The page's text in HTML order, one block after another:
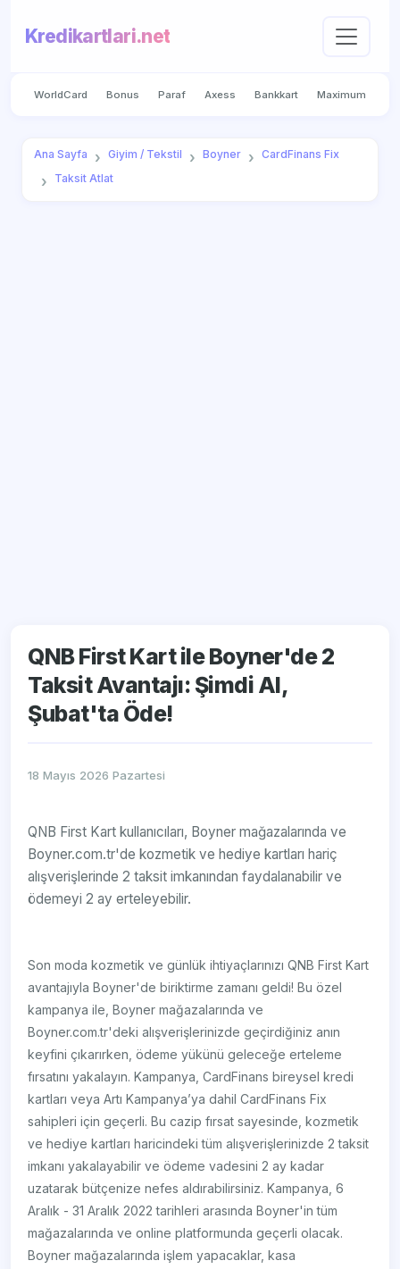
Kredikartlari.net
WorldCard Bonus Paraf Axess Bankkart Maximum
Ana Sayfa Giyim / Tekstil Boyner
CardFinans Fix
Taksit Atlat
QNB First Kart ile Boyner'de 2
Taksit Avantajı: Şimdi Al,
Şubat'ta Öde!
18 Mayıs 2026 Pazartesi
QNB First Kart kullanıcıları, Boyner mağazalarında ve
Boyner.com.tr'de kozmetik ve hediye kartları hariç
alışverişlerinde 2 taksit imkanından faydalanabilir ve
ödemeyi 2 ay erteleyebilir.
Son moda kozmetik ve günlük ihtiyaçlarınızı QNB First Kart
avantajıyla Boyner'de biriktirme zamanı geldi! Bu özel
kampanya ile, Boyner mağazalarında ve
Boyner.com.tr'deki alışverişlerinizde geçirdiğiniz anın
keyfini çıkarırken, ödeme yükünü geleceğe erteleme
fırsatını yakalayın. Kampanya, CardFinans bireysel kredi
kartları veya Artı Kampanya’ya dahil CardFinans Fix
sahipleri için geçerli. Bu cazip fırsat sayesinde, kozmetik
ve hediye kartları haricindeki tüm alışverişlerinizde 2 taksit
imkanı yakalayabilir ve ödeme vadesini 2 ay kadar
uzatarak bütçenize nefes aldırabilirsiniz. Kampanya, 6
Aralık - 31 Aralık 2022 tarihleri arasında Boyner'in tüm
mağazalarında ve online platformunda geçerli olacak.
Boyner mağazalarında işlem yapacaklar, kasa